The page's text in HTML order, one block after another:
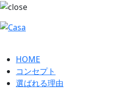
HOME
コンセプト
選ばれる理由